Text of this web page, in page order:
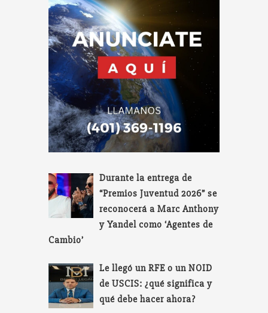
Durante la entrega de
“Premios Juventud 2026” se
reconocerá a Marc Anthony
y Yandel como ‘Agentes de
Cambio’
Le llegó un RFE o un NOID
de USCIS: ¿qué significa y
qué debe hacer ahora?